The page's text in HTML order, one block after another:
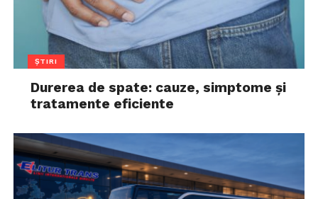
ȘTIRI
Durerea de spate: cauze, simptome și
tratamente eficiente